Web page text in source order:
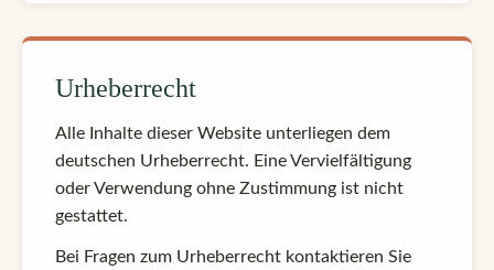
Urheberrecht
Alle Inhalte dieser Website unterliegen dem
deutschen Urheberrecht. Eine Vervielfältigung
oder Verwendung ohne Zustimmung ist nicht
gestattet.
Bei Fragen zum Urheberrecht kontaktieren Sie